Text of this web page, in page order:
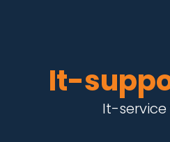
It-
It-